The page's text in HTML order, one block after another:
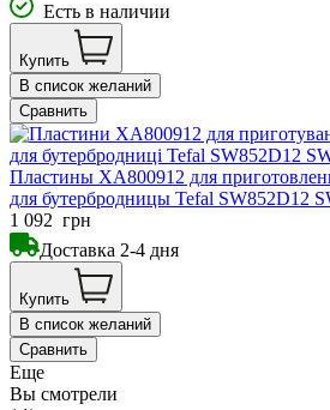
Есть в наличии
Купить
В список желаний
Сравнить
Пластины XA800912 для
для бутербродницы Tefal SW852D12
1 092 грн
Доставка 2-4 дня
Купить
В список желаний
Сравнить
Еще
Вы смотрели